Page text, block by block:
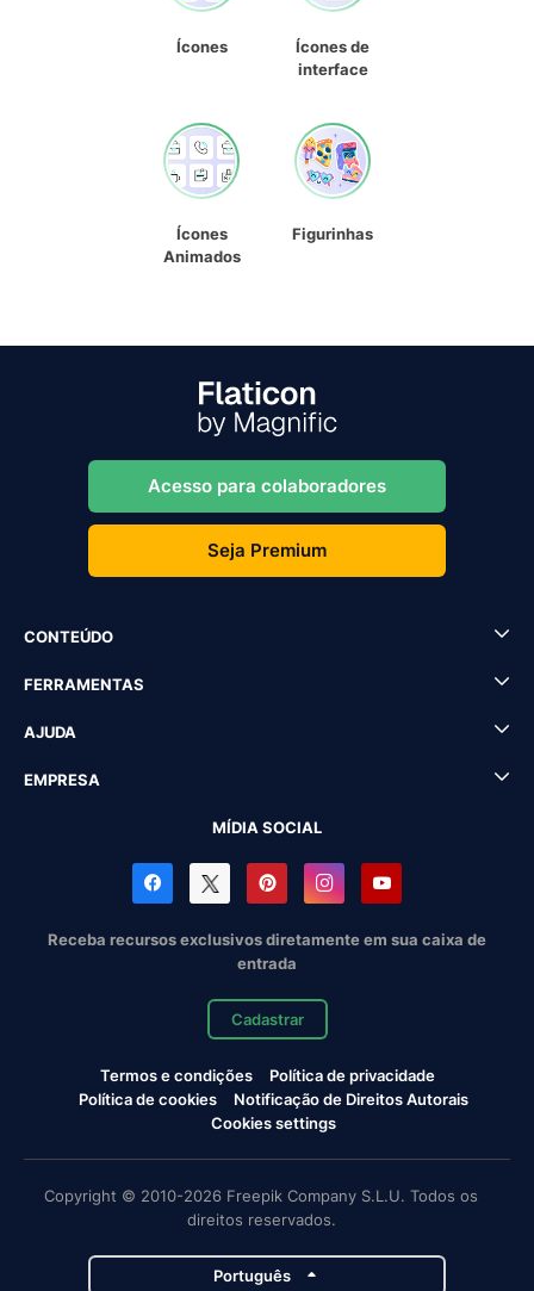
Ícones
Ícones de
interface
Ícones
Animados
Figurinhas
Acesso para colaboradores
Seja Premium
CONTEÚDO
FERRAMENTAS
AJUDA
EMPRESA
MÍDIA SOCIAL
Receba recursos exclusivos diretamente em sua caixa de
entrada
Cadastrar
Termos e condições
Política de privacidade
Política de cookies
Notificação de Direitos Autorais
Cookies settings
Copyright © 2010-2026 Freepik Company S.L.U. Todos os
direitos reservados.
Português